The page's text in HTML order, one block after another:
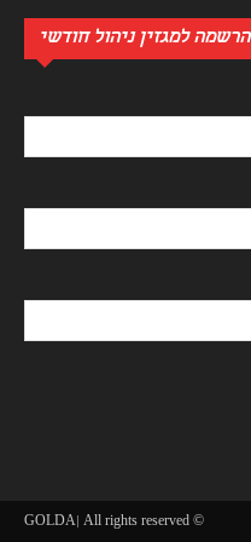
הרשמה למגזין ניהול חודשי
© GOLDA| All rights reserved